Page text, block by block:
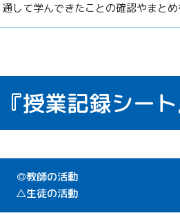
通して学んできたことの確認やまと
『授業記録シー
◎教師の活動
△生徒の活動